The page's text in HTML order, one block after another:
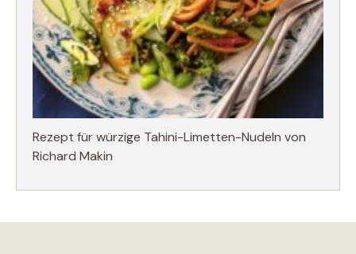
Rezept für würzige Tahini-Limetten-Nudeln von
Richard Makin